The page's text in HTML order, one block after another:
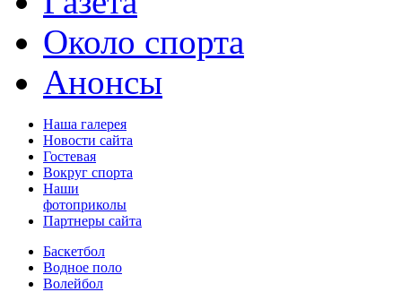
Около спорта
Анонсы
Наша галерея
Новости сайта
Гостевая
Вокруг спорта
Наши
фотоприколы
Партнеры сайта
Баскетбол
Водное поло
Волейбол